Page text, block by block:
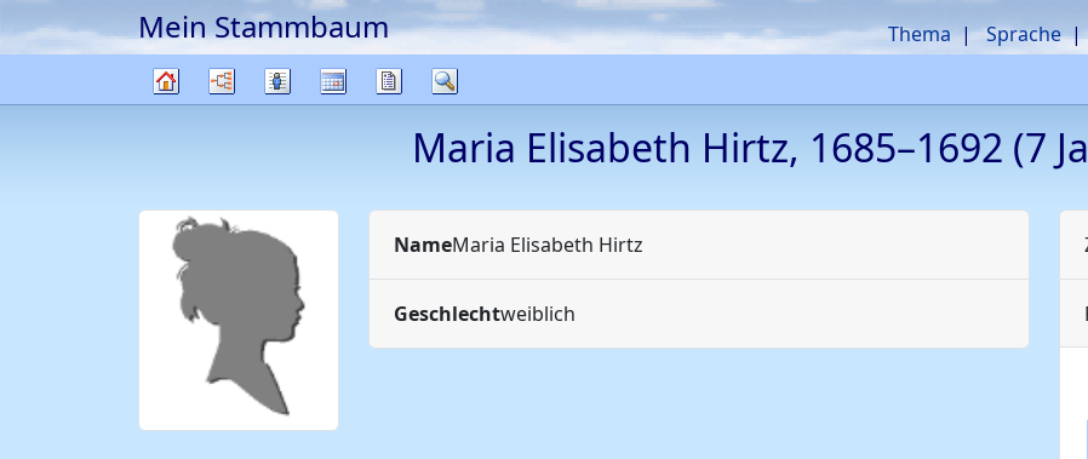
Weiter zu Hauptseite
Mein Stammbaum Thema Sprache
Diagramme
Listen KalenderBerichte
Maria Elisabeth Hirtz, 1685–1692 (7
NameMaria Elisabeth Hirtz
Geschlechtweiblich